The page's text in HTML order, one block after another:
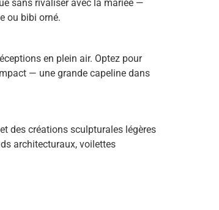
sans rivaliser avec la mariée —
ou bibi orné.
en plein air. Optez pour
— une grande capeline dans
des créations sculpturales légères
architecturaux, voilettes